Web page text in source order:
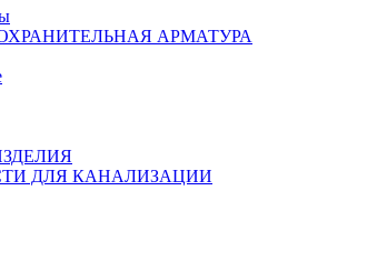
АРМАТУРА
ДЛЯ КАНАЛИЗАЦИИ